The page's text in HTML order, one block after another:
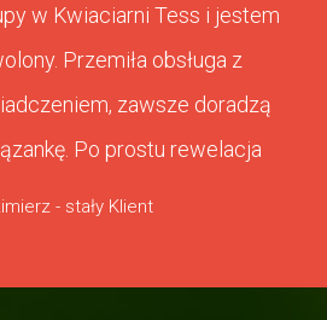
w Kwiaciarni Tess i jestem
Przemiła obsługa z
zawsze doradzą
Po prostu rewelacja
- stały Klient